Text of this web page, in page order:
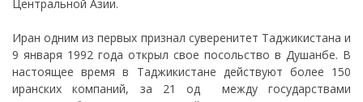
Центральной Азии.
Иран одним из первых признал суверенитет Таджикистана и
9 января 1992 года открыл свое посольство в Душанбе. В
настоящее время в Таджикистане действуют более 150
иранских компаний, за 21 од между государствами